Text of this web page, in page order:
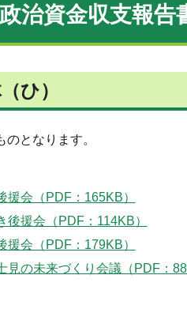
治資金収支報告
ひ）
となります。
援会（PDF：165KB）
後援会（PDF：114KB）
援会（PDF：179KB）
見の未来づくり会議（PDF：